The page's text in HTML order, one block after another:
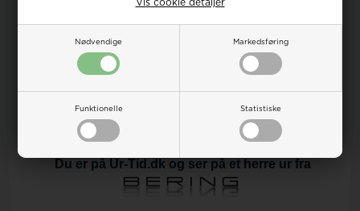
Nødvendige Markedsføring
Funktionelle Statistiske
Vis cookie detaljer
Stål / Mesh lænke
Urværk
Urglas
Vandtæthed
Garanti
International & Dansk
Indpakning
Du er på Ur-Tid.dk og ser på et herre ur fra